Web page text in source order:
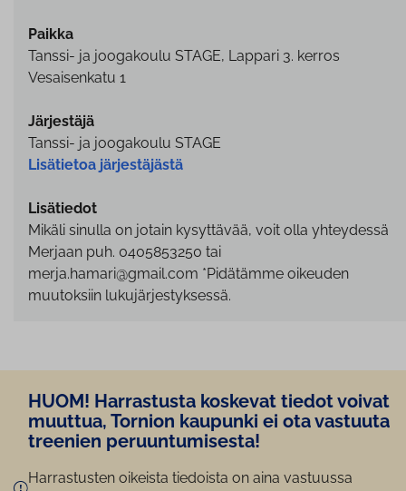
Paikka
Tanssi- ja joogakoulu STAGE, Lappari 3. kerros
Vesaisenkatu 1
Järjestäjä
Tanssi- ja joogakoulu STAGE
Lisätietoa järjestäjästä
Lisätiedot
Mikäli sinulla on jotain kysyttävää, voit olla yhteydessä
Merjaan puh. 0405853250 tai
merja.hamari@gmail.com *Pidätämme oikeuden
muutoksiin lukujärjestyksessä.
HUOM! Harrastusta koskevat tiedot voivat
muuttua, Tornion kaupunki ei ota vastuuta
treenien pe­ruun­tu­mi­ses­ta!
Harrastusten oikeista tiedoista on aina vastuussa